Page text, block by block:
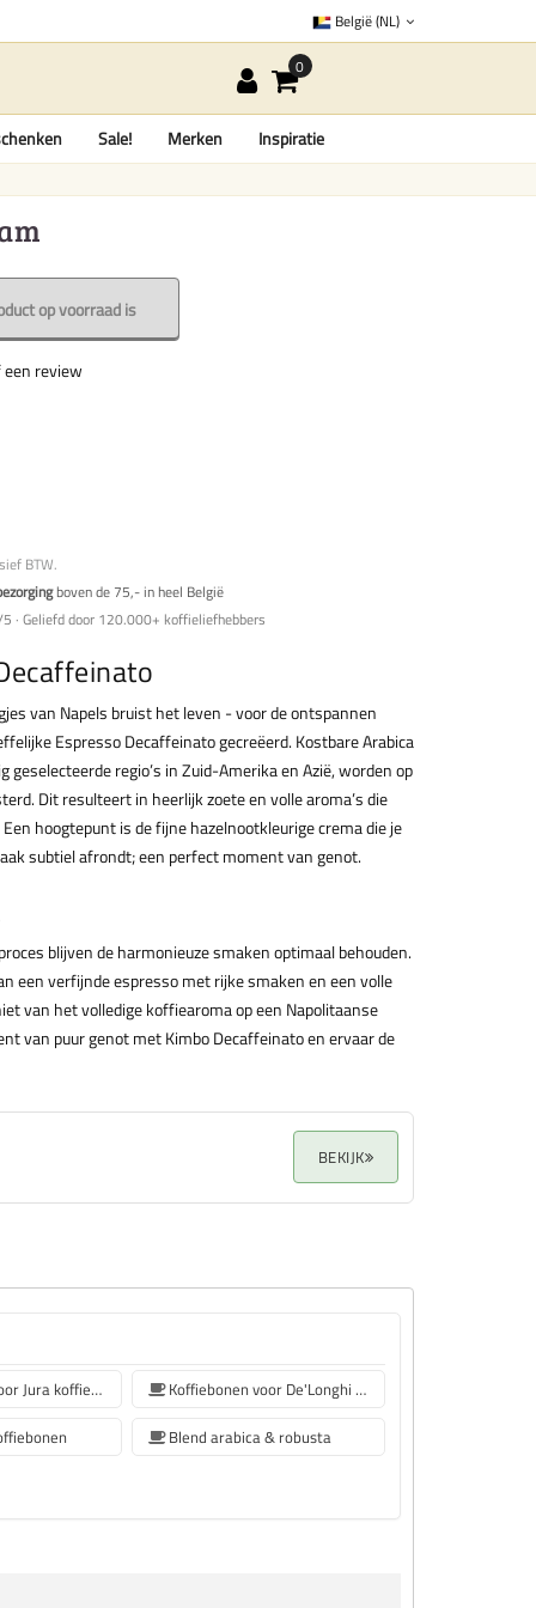
België (NL)
Sale! Merken Inspiratie
op voorraad is
review
BTW.
boven de 75,- in heel België
· Geliefd door 120.000+ koffieliefhebbers
van Napels bruist het leven - voor de ontspannen
Espresso Decaffeinato gecreëerd. Kostbare Arabica
regio’s in Zuid-Amerika en Azië, worden op
Dit resulteert in heerlijk zoete en volle aroma’s die
hoogtepunt is de fijne hazelnootkleurige crema die je
subtiel afrondt; een perfect moment van genot.
blijven de harmonieuze smaken optimaal behouden.
een verfijnde espresso met rijke smaken en een volle
van het volledige koffiearoma op een Napolitaanse
van puur genot met Kimbo Decaffeinato en ervaar de
BEKIJK
Koffiebonen voor Jura koffiemachine
Koffiebonen voor De'Longhi koffiemachine
Blend arabica & robusta